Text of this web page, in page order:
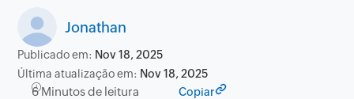
Jonathan
Publicado em: Nov 18, 2025
Última atualização em: Nov 18, 2025
6 Minutos de leitura Copiar